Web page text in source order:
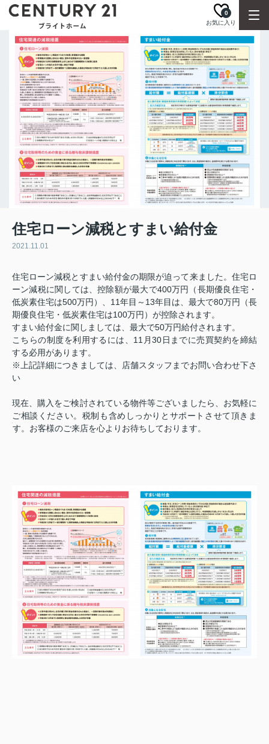
お気に入り
0
住宅ローン減税とすまい給付金
2021.11.01
住宅ローン減税とすまい給付金の期限が迫って来ました。住宅ロ
ーン減税に関しては、控除額が最大で400万円（長期優良住宅・
低炭素住宅は500万円）、11年目～13年目は、最大で80万円（長
期優良住宅・低炭素住宅は100万円）が控除されます。
すまい給付金に関しましては、最大で50万円給付されます。
こちらの制度を利用するには、11月30日までに売買契約を締結
する必用があります。
※上記詳細につきましては、店舗スタッフまでお問い合わせ下さ
い
現在、購入をご検討されている物件等ございましたら、お気軽に
ご相談ください。税制も含めしっかりとサポートさせて頂きま
す。お客様のご来店を心よりお待ちしております。